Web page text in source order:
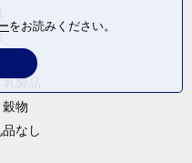
品
製品
物
なし
をお読みください。